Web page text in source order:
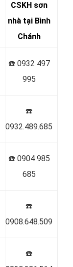
CSKH sơn
nhà tại Bình
Chánh
☎️0932 497
995
☎️
0932.489.685
☎️0904 985
685
☎️
0908.648.509
☎️